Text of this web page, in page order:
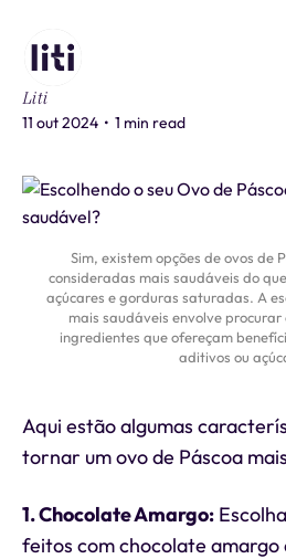
Liti
11 out 2024 • 1 min read
Sim, existem opções de ovos de
consideradas mais saudáveis do
açúcares e gorduras saturadas. A
mais saudáveis envolve
ingredientes que ofereçam
aditivos ou
Aqui estão algumas
tornar um ovo de Páscoa
1. Chocolate Amargo:
feitos com chocolate amargo